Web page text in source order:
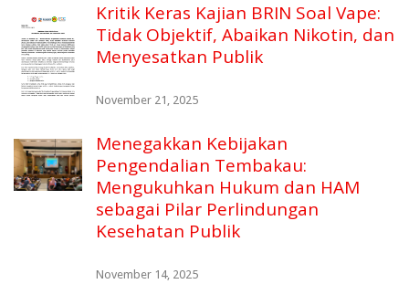
Kritik Keras Kajian BRIN Soal Vape:
Tidak Objektif, Abaikan Nikotin, dan
Menyesatkan Publik
November 21, 2025
Menegakkan Kebijakan
Pengendalian Tembakau:
Mengukuhkan Hukum dan HAM
sebagai Pilar Perlindungan
Kesehatan Publik
November 14, 2025